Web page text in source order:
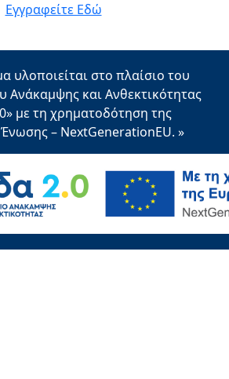
Εγγραφείτε Εδώ
υλοποιείται στο πλαίσιο του
Ανάκαμψης και Ανθεκτικότητας
με τη χρηματοδότηση της
– NextGenerationEU. »